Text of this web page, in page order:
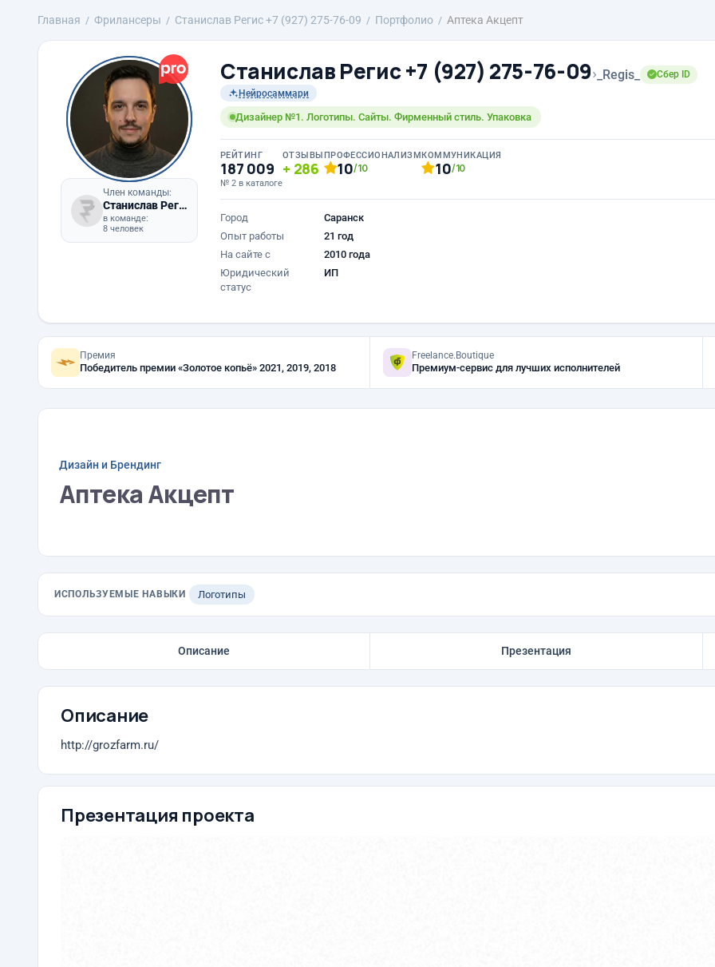
Главная Фрилансеры Станислав Регис +7 (927) 275-76-09 Портфолио Аптека Акцепт
Член команды:
Станислав Регис
в команде:
8 человек
Станислав Регис +7 (927) 275-76-09› _Regis_
Сбер ID
Нейросаммари
Дизайнер №1. Логотипы. Сайты. Фирменный стиль. Упаковка
РЕЙТИНГ
187 009
№ 2 в каталоге
ОТЗЫВЫ
286
ПРОФЕССИОНАЛИЗМ
10/10
КОММУНИКАЦИЯ
10/10
Город
Саранск
Опыт работы
21 год
На сайте с
2010 года
Юридический
статус
ИП
Премия
Победитель премии «Золотое копьё» 2021, 2019, 2018
Freelance.Boutique
Премиум-сервис для лучших исполнителей
Дизайн и Брендинг
Аптека Акцепт
ИСПОЛЬЗУЕМЫЕ НАВЫКИ Логотипы
Описание Презентация
Описание
http://grozfarm.ru/
Презентация проекта